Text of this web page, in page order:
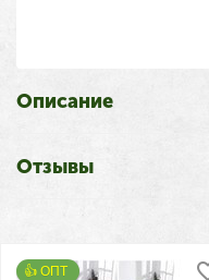
Описание
Отзывы
👍 ОПТ